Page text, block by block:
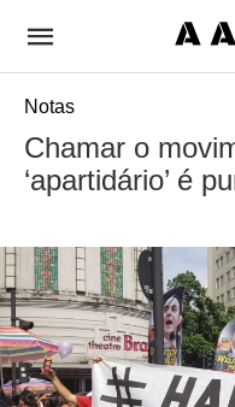
Notas
Chamar o
‘apartidário’ é